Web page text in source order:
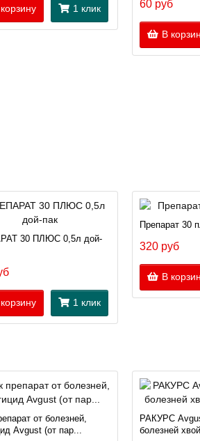
1 клик 60 руб
В
30 ПЛЮС 0,5л дой-
1 клик
Препарат 30
320 руб
В
от болезней,
Avgust (от пар...
РАКУРС
болезней